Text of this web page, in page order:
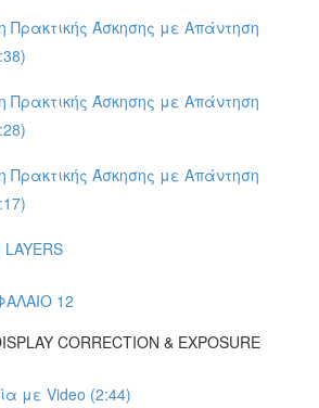
Πρακτικής Άσκησης με Απάντηση
Πρακτικής Άσκησης με Απάντηση
Πρακτικής Άσκησης με Απάντηση
12
CORRECTION & EXPOSURE
με Video (2:44)